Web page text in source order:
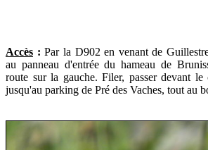
Accès : Par la D902 en venant de
au panneau d'entrée du hameau de
route sur la gauche. Filer, passer devant le
jusqu'au parking de Pré des Vaches, tout au